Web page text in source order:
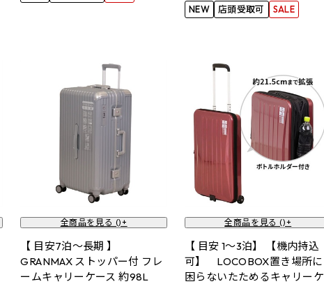
NEW 店頭受取可 SALE
全商品を見る ()+
【 目安7泊～長期 】
GRANMAX ストッパー付 フレ
ームキャリーケース 約98L
全商品を見る ()+
【 目安 1～3泊】 【機内持込
可】 LOCOBOX置き場所に
困らないたためるキャリーケ